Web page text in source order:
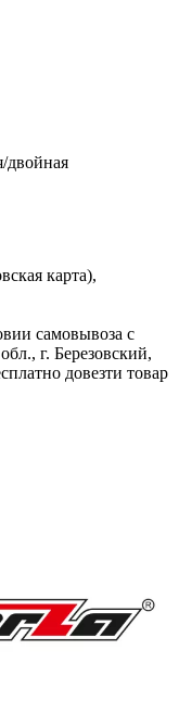
двойная
карта),
самовывоза с
г. Березовский,
довезти товар